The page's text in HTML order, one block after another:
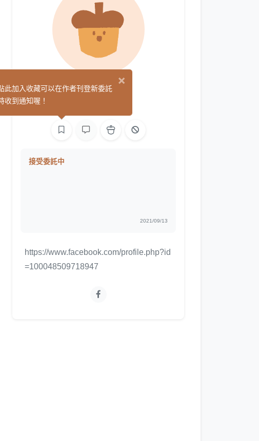
affric
接受委託中
2021/09/13
https://www.facebook.com/profile.php?id
=100048509718947
×
此加入收藏可以在作者刊登新委託
收到通知喔！